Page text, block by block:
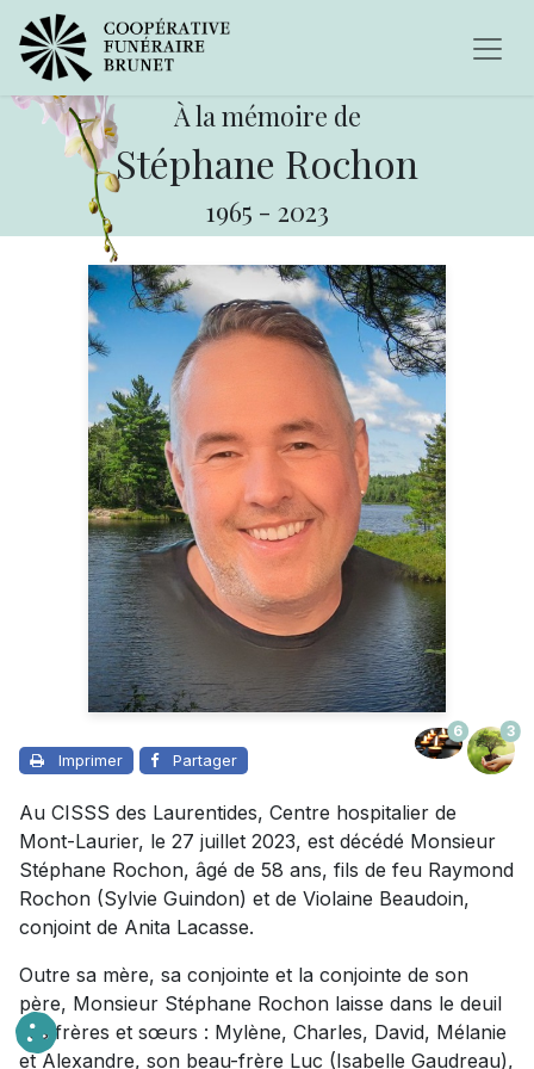
À la mémoire de
Stéphane Rochon
1965 - 2023
Imprimer Partager
6 3
Au CISSS des Laurentides, Centre hospitalier de
Mont-Laurier, le 27 juillet 2023, est décédé Monsieur
Stéphane Rochon, âgé de 58 ans, fils de feu Raymond
Rochon (Sylvie Guindon) et de Violaine Beaudoin,
conjoint de Anita Lacasse.
Outre sa mère, sa conjointe et la conjointe de son
père, Monsieur Stéphane Rochon laisse dans le deuil
ses frères et sœurs : Mylène, Charles, David, Mélanie
et Alexandre, son beau-frère Luc (Isabelle Gaudreau),